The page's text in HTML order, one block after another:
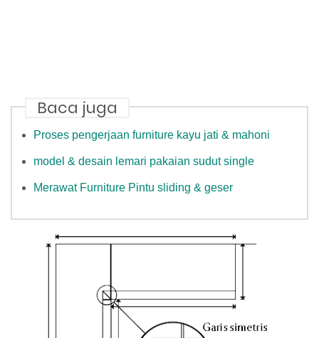
Baca juga
Proses pengerjaan furniture kayu jati & mahoni
model & desain lemari pakaian sudut single
Merawat Furniture Pintu sliding & geser